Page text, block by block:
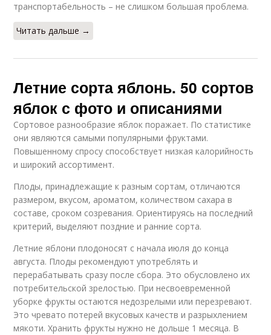
транспортабельность – не слишком большая проблема.
Читать дальше →
Летние сорта яблонь. 50 сортов
яблок с фото и описаниями
Сортовое разнообразие яблок поражает. По статистике
они являются самыми популярными фруктами.
Повышенному спросу способствует низкая калорийность
и широкий ассортимент.
Плоды, принадлежащие к разным сортам, отличаются
размером, вкусом, ароматом, количеством сахара в
составе, сроком созревания. Ориентируясь на последний
критерий, выделяют поздние и ранние сорта.
Летние яблони плодоносят с начала июля до конца
августа. Плоды рекомендуют употреблять и
перерабатывать сразу после сбора. Это обусловлено их
потребительской зрелостью. При несвоевременной
уборке фрукты остаются недозрелыми или перезревают.
Это чревато потерей вкусовых качеств и разрыхлением
мякоти. Хранить фрукты нужно не дольше 1 месяца. В